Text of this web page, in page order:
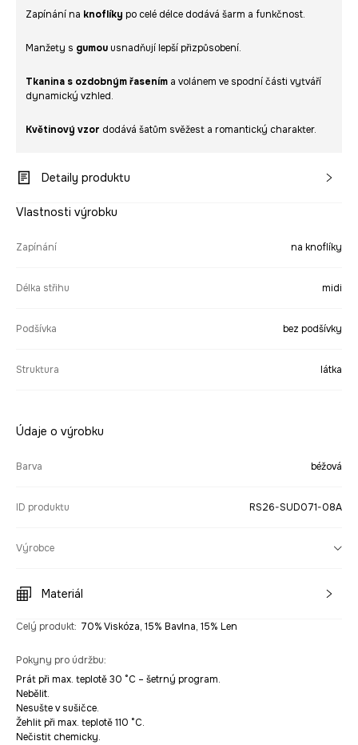
Zapínání na knoflíky po celé délce dodává šarm a funkčnost.
Manžety s gumou usnadňují lepší přizpůsobení.
Tkanina s ozdobným řasením a volánem ve spodní části vytváří
dynamický vzhled.
Květinový vzor dodává šatům svěžest a romantický charakter.
Detaily produktu
Vlastnosti výrobku
Zapínání na knoflíky
Délka střihu midi
Podšívka bez podšívky
Struktura látka
Údaje o výrobku
Barva béžová
ID produktu RS26-SUD071-08A
Výrobce
Materiál
Celý produkt: 70% Viskóza, 15% Bavlna, 15% Len
Pokyny pro údržbu:
Prát při max. teplotě 30 °C – šetrný program.
Nebělit.
Nesušte v sušičce.
Žehlit při max. teplotě 110 °C.
Nečistit chemicky.